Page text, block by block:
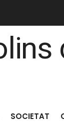
SOCIETAT